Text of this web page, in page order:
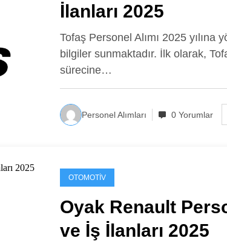
İlanları 2025
Tofaş Personel Alımı 2025 yılına
bilgiler sunmaktadır. İlk olarak,
sürecine…
Personel Alımları 0 Yorumlar
OTOMOTIV
Oyak Renault
ve İş İlanları 2025